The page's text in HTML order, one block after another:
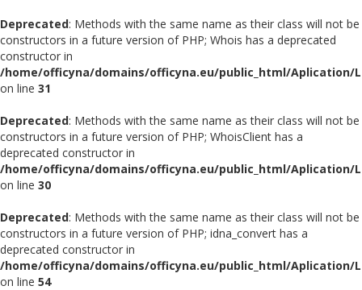
Deprecated: Methods with the same name as their class will not be
constructors in a future version of PHP; Whois has a deprecated
constructor in
/home/officyna/domains/officyna.eu/public_html/Aplication/
on line 31
Deprecated: Methods with the same name as their class will not be
constructors in a future version of PHP; WhoisClient has a
deprecated constructor in
/home/officyna/domains/officyna.eu/public_html/Aplication/
on line 30
Deprecated: Methods with the same name as their class will not be
constructors in a future version of PHP; idna_convert has a
deprecated constructor in
/home/officyna/domains/officyna.eu/public_html/Aplication/
on line 54